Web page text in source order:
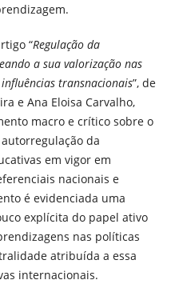
“Regulação da
a sua valorização nas
transnacionais”, de
e Ana Eloisa Carvalho,
macro e crítico sobre o
da
em vigor em
nacionais e
é evidenciada uma
explícita do papel ativo
nas políticas
atribuída a essa
internacionais.